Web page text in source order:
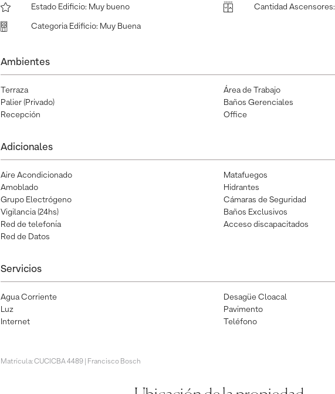
Estado Edificio: Muy bueno
Categoria Edificio: Muy Buena
Cantidad Ascensores:
Ambientes
Terraza
Palier (Privado)
Recepción
Área de Trabajo
Baños Gerenciales
Office
Adicionales
Aire Acondicionado
Amoblado
Grupo Electrógeno
Vigilancia (24hs)
Red de telefonía
Red de Datos
Matafuegos
Hidrantes
Cámaras de Seguridad
Baños Exclusivos
Acceso discapacitados
Servicios
Agua Corriente
Luz
Internet
Desagüe Cloacal
Pavimento
Teléfono
Matrícula: CUCICBA 4489 | Francisco Bosch